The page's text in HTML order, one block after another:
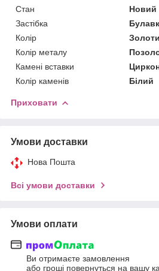
Стан
Новий
Застібка
Колір
Колір металу
Камені вставки
Колір каменів
Білий
Приховати
Умови доставки
Нова Пошта
Всі умови доставки
Умови оплати
Ви отримаєте замовлення
або гроші повернуться на вашу